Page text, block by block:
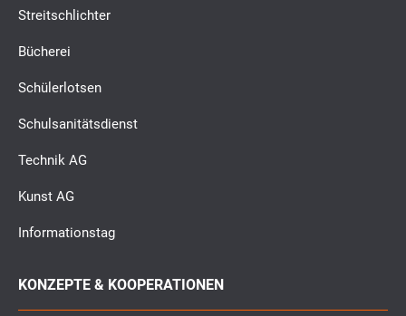
Streitschlichter
Bücherei
Schülerlotsen
Schulsanitätsdienst
Technik AG
Kunst AG
Informationstag
KONZEPTE & KOOPERATIONEN